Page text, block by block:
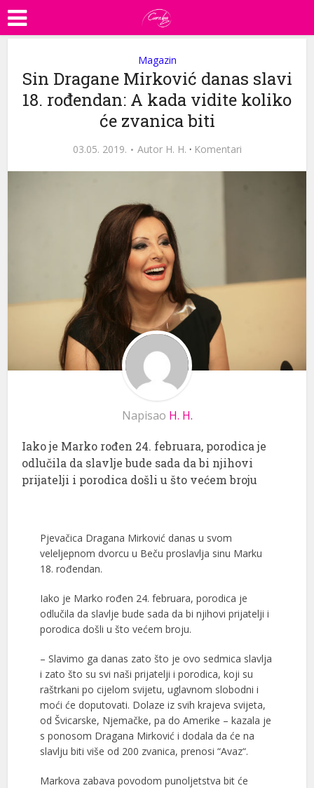
Magazin
Sin Dragane Mirković danas slavi
18. rođendan: A kada vidite koliko
će zvanica biti
03.05. 2019. Autor H. H. · Komentari
Napisao H. H.
Iako je Marko rođen 24. februara, porodica je
odlučila da slavlje bude sada da bi njihovi
prijatelji i porodica došli u što većem broju
Pjevačica Dragana Mirković danas u svom
veleljepnom dvorcu u Beču proslavlja sinu Marku
18. rođendan.
Iako je Marko rođen 24. februara, porodica je
odlučila da slavlje bude sada da bi njihovi prijatelji i
porodica došli u što većem broju.
– Slavimo ga danas zato što je ovo sedmica slavlja
i zato što su svi naši prijatelji i porodica, koji su
raštrkani po cijelom svijetu, uglavnom slobodni i
moći će doputovati. Dolaze iz svih krajeva svijeta,
od Švicarske, Njemačke, pa do Amerike – kazala je
s ponosom Dragana Mirković i dodala da će na
slavlju biti više od 200 zvanica, prenosi “Avaz“.
Markova zabava povodom punoljetstva bit će